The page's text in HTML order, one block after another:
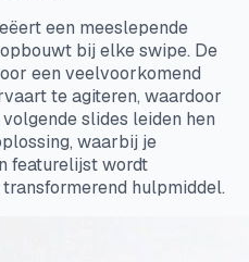
een meeslepende
bij elke swipe. De
een veelvoorkomend
te agiteren, waardoor
slides leiden hen
waarbij je
featurelijst wordt
hulpmiddel.